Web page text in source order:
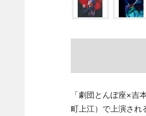
「劇団とんぼ座×吉
町上江）で上演され